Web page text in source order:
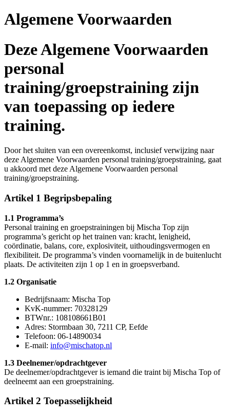
Algemene Voorwaarden
Deze Algemene Voorwaarden
personal
training/groepstraining zijn
van toepassing op iedere
training.
Door het sluiten van een overeenkomst, inclusief verwijzing naar
deze Algemene Voorwaarden personal training/groepstraining, gaat
u akkoord met deze Algemene Voorwaarden personal
training/groepstraining.
Artikel 1 Begripsbepaling
1.1 Programma’s
Personal training en groepstrainingen bij Mischa Top zijn
programma’s gericht op het trainen van: kracht, lenigheid,
coördinatie, balans, core, explosiviteit, uithoudingsvermogen en
flexibiliteit. De programma’s vinden voornamelijk in de buitenlucht
plaats. De activiteiten zijn 1 op 1 en in groepsverband.
1.2 Organisatie
Bedrijfsnaam: Mischa Top
KvK-nummer: 70328129
BTWnr.: 108108661B01
Adres: Stormbaan 30, 7211 CP, Eefde
Telefoon: 06-14890034
E-mail: info@mischatop.nl
1.3 Deelnemer/opdrachtgever
De deelnemer/opdrachtgever is iemand die traint bij Mischa Top of
deelneemt aan een groepstraining.
Artikel 2 Toepasselijkheid